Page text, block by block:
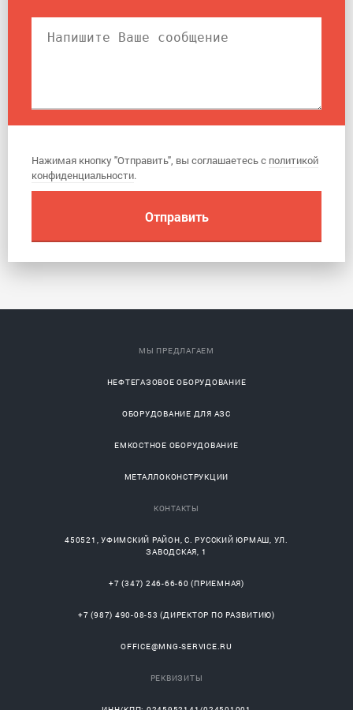
Нажимая кнопку "Отправить", вы соглашаетесь с политикой
конфиденциальности.
МЫ ПРЕДЛАГАЕМ
НЕФТЕГАЗОВОЕ ОБОРУДОВАНИЕ
ОБОРУДОВАНИЕ ДЛЯ АЗС
ЕМКОСТНОЕ ОБОРУДОВАНИЕ
МЕТАЛЛОКОНСТРУКЦИИ
КОНТАКТЫ
450521 ,УФИМСКИЙ РАЙОН, С.РУССКИЙ ЮРМАШ, УЛ.
ЗАВОДСКАЯ, 1
+7 (347) 246-66-60 (ПРИЕМНАЯ)
+7 (987) 490-08-53 (ДИРЕКТОР ПО РАЗВИТИЮ)
OFFICE@MNG-SERVICE.RU
РЕКВИЗИТЫ